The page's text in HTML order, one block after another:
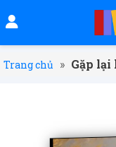
Trang chủ » Gặp